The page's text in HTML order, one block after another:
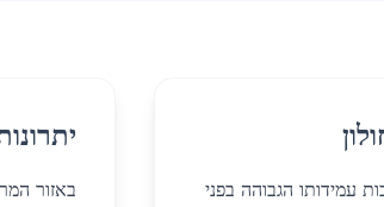
עמידותו הגבוהה בפני
באזור